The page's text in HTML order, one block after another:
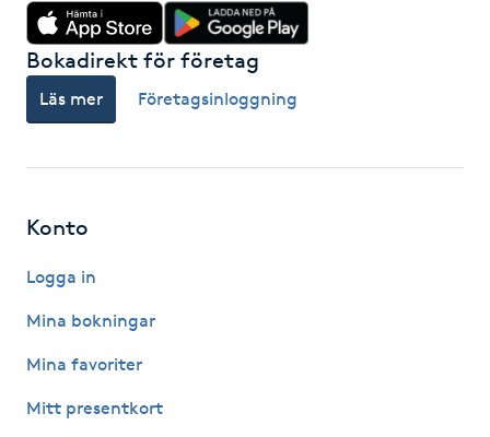
IPL hårborttagning
Japansk massage
K18
Bokadirekt för företag
Läs mer Företagsinloggning
Konto
Logga in
Mina bokningar
Mina favoriter
Mitt presentkort